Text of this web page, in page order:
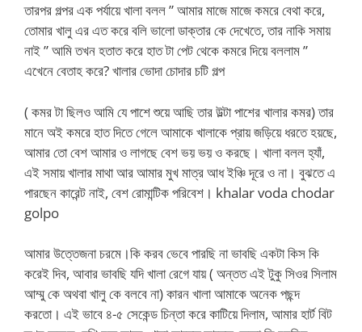
তারপর গল্পর এক পর্যায়ে খালা বলল ” আমার মাজে মাজে কমরে বেথা করে,
তোমার খালু এর এত করে বলি ভালো ডাক্তার কে দেখেতে, তার নাকি সমায়
নাই ” আমি তখন হতাত করে হাত টা পেট থেকে কমরে দিয়ে বললাম ”
এখেনে বেতাহ করে? খালার ভোদা চোদার চটি গল্প
( কমর টা ছিলও আমি যে পাশে শুয়ে আছি তার উল্টা পাশের খালার কমর) তার
মানে অই কমরে হাত দিতে গেলে আমাকে খালাকে প্রায় জড়িয়ে ধরতে হয়ছে,
আমার তো বেশ আমার ও লাগছে বেশ ভয় ভয় ও করছে। খালা বলল হ্যাঁ,
এই সমায় খালার মাথা আর আমার মুখ মাত্র আধ ইঞ্চি দূরে ও না। বুঝতে এ
পারছেন কারেন্ট নাই, বেশ রোমান্টিক পরিবেশ। khalar voda chodar
golpo
আমার উত্তেজনা চরমে।কি করব ভেবে পারছি না ভাবছি একটা কিস কি
করেই দিব, আবার ভাবছি যদি খালা রেগে যায় ( অন্তত এই টুকু সিওর সিলাম
আম্মু কে অথবা খালু কে বলবে না) কারন খালা আমাকে অনেক পছন্দ
করতো। এই ভাবে ৪-৫ সেকেন্ড চিন্তা করে কাটিয়ে দিলাম, আমার হার্ট বিট